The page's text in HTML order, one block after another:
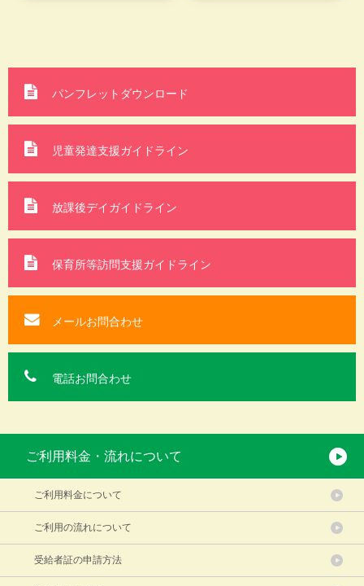
ご利用料金・流れについて
ご利用料金について
ご利用の流れについて
受給者証の申請方法
パンフレットダウンロード
児童発達支援ガイドライン
放課後デイガイドライン
保育所等訪問支援ガイドライン
メールお問合わせ
電話お問合わせ